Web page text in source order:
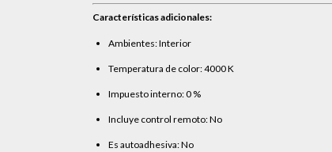
Características adicionales:
Ambientes: Interior
Temperatura de color: 4000 K
Impuesto interno: 0 %
Incluye control remoto: No
Es autoadhesiva: No